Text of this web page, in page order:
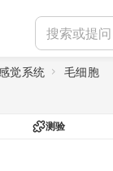
觉系统 毛细胞
测验